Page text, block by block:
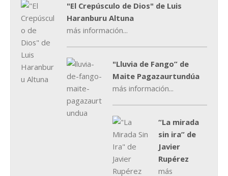
"El Crepúsculo de Dios" de Luis
Haranburu Altuna
más información...
"Lluvia de Fango” de
Maite Pagazaurtundúa
más información...
“La mirada
sin ira” de
Javier
Rupérez
más